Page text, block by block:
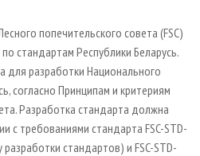
ПЛИТ
попечительского совета (FSC)
стандартам Республики Беларусь.
для разработки Национального
согласно Принципам и критериям
Разработка стандарта должна
с требованиями стандарта FSC-STD-
стандартов) и FSC-STD-